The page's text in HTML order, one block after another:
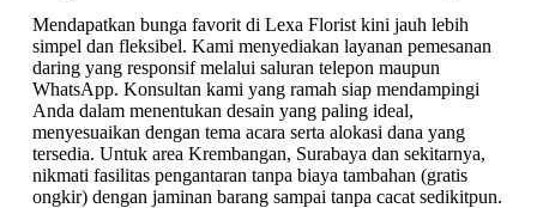
Mendapatkan bunga favorit di Lexa Florist kini jauh lebih
simpel dan fleksibel. Kami menyediakan layanan pemesanan
daring yang responsif melalui saluran telepon maupun
WhatsApp. Konsultan kami yang ramah siap mendampingi
Anda dalam menentukan desain yang paling ideal,
menyesuaikan dengan tema acara serta alokasi dana yang
tersedia. Untuk area Krembangan, Surabaya dan sekitarnya,
nikmati fasilitas pengantaran tanpa biaya tambahan (gratis
ongkir) dengan jaminan barang sampai tanpa cacat sedikitpun.